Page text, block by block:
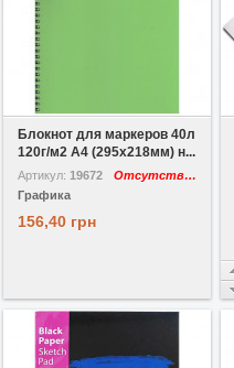
В избранное
Блокнот для маркеров 40л
120г/м2 A4 (295x218мм) н...
Артикул: 19672
Отсутствует
Графика
156,40 грн